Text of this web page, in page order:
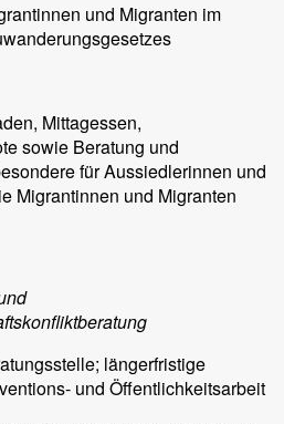
und Migranten im
Mittagessen,
sowie Beratung und
für Aussiedlerinnen und
Migrantinnen und Migranten
längerfristige
und Öffentlichkeitsarbeit